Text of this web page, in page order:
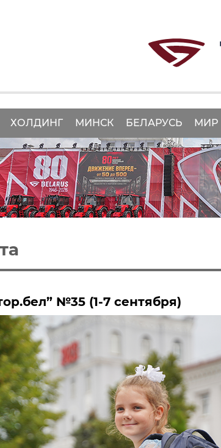
ХОЛДИНГ МИНСК БЕЛАРУСЬ МИР
№35 (1-7 сентября)